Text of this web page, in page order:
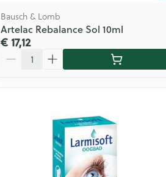
Bausch & Lomb
Artelac Rebalance Sol 10ml
€ 17,12